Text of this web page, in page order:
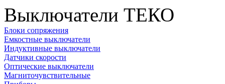
Выключатели ТЕКО
Блоки сопряжения
Емкостные выключатели
Индуктивные выключатели
Датчики скорости
Оптические выключатели
Магниточувствительные